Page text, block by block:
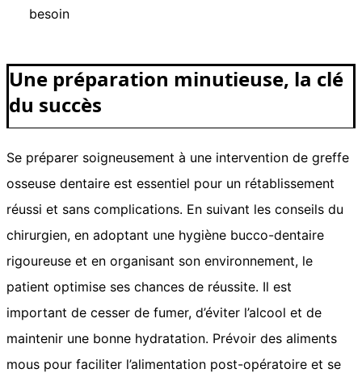
besoin
Une préparation minutieuse, la clé
du succès
Se préparer soigneusement à une intervention de greffe
osseuse dentaire est essentiel pour un rétablissement
réussi et sans complications. En suivant les conseils du
chirurgien, en adoptant une hygiène bucco-dentaire
rigoureuse et en organisant son environnement, le
patient optimise ses chances de réussite. Il est
important de cesser de fumer, d’éviter l’alcool et de
maintenir une bonne hydratation. Prévoir des aliments
mous pour faciliter l’alimentation post-opératoire et se